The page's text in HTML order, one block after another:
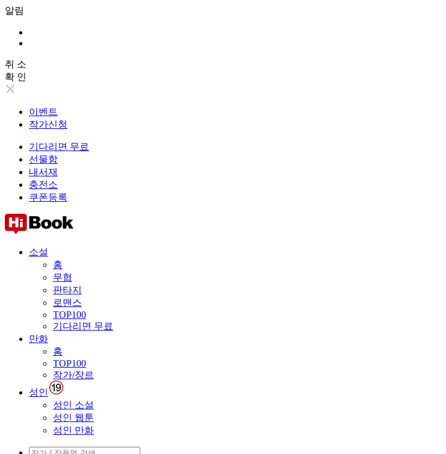
알림
취 소
확 인
이벤트
작가신청
기다리면 무료
선물함
내서재
충전소
쿠폰등록
소설
홈
무협
판타지
로맨스
TOP100
기다리면 무료
만화
홈
TOP100
작가/장르
성인
성인 소설
성인 웹툰
성인 만화